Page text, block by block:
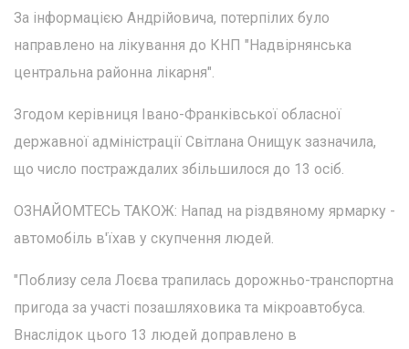
За інформацією Андрійовича, потерпілих було
направлено на лікування до КНП "Надвірнянська
центральна районна лікарня".
Згодом керівниця Івано-Франківської обласної
державної адміністрації Світлана Онищук зазначила,
що число постраждалих збільшилося до 13 осіб.
ОЗНАЙОМТЕСЬ ТАКОЖ: Напад на різдвяному ярмарку -
автомобіль в'їхав у скупчення людей.
"Поблизу села Лоєва трапилась дорожньо-транспортна
пригода за участі позашляховика та мікроавтобуса.
Внаслідок цього 13 людей доправлено в